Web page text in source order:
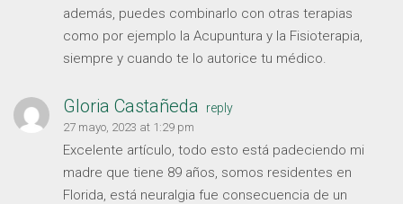
además, puedes combinarlo con otras terapias
como por ejemplo la Acupuntura y la Fisioterapia,
siempre y cuando te lo autorice tu médico.
Gloria Castañeda reply
27 mayo, 2023 at 1:29 pm
Excelente artículo, todo esto está padeciendo mi
madre que tiene 89 años, somos residentes en
Florida, está neuralgia fue consecuencia de un